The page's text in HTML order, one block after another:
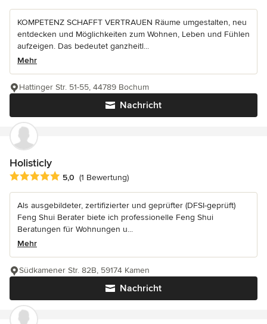
KOMPETENZ SCHAFFT VERTRAUEN Räume umgestalten, neu
entdecken und Möglichkeiten zum Wohnen, Leben und Fühlen
aufzeigen. Das bedeutet ganzheitl...
Mehr
Nachricht
Hattinger Str. 51-55, 44789 Bochum
Holisticly
Durchschnittliche Bewertung: 5 von 5 Sternen
5,0 (1 Bewertung)
Als ausgebildeter, zertifizierter und geprüfter (DFSI-geprüft)
Feng Shui Berater biete ich professionelle Feng Shui
Beratungen für Wohnungen u...
Mehr
Nachricht
Südkamener Str. 82B, 59174 Kamen